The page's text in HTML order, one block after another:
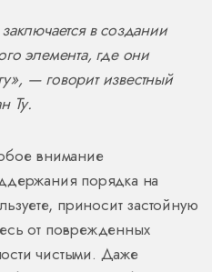
в создании
элемента, где они
— говорит известный
Ту.
внимание
порядка на
приносит застойную
от поврежденных
чистыми. Даже